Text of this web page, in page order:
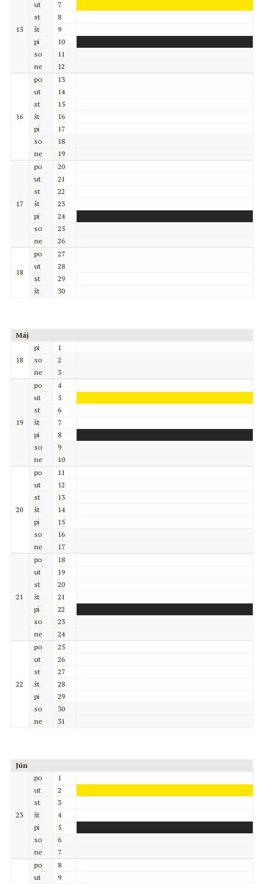
15
ut
7
st
8
št
9
pi
10
so
11
ne
12
16
po
13
ut
14
st
15
št
16
pi
17
so
18
ne
19
17
po
20
ut
21
st
22
št
23
pi
24
so
25
ne
26
18
po
27
ut
28
st
29
št
30
Máj
18
pi
1
so
2
ne
3
19
po
4
ut
5
st
6
št
7
pi
8
so
9
ne
10
20
po
11
ut
12
st
13
št
14
pi
15
so
16
ne
17
21
po
18
ut
19
st
20
št
21
pi
22
so
23
ne
24
22
po
25
ut
26
st
27
št
28
pi
29
so
30
ne
31
Jún
23
po
1
ut
2
st
3
št
4
pi
5
so
6
ne
7
po
8
ut
9